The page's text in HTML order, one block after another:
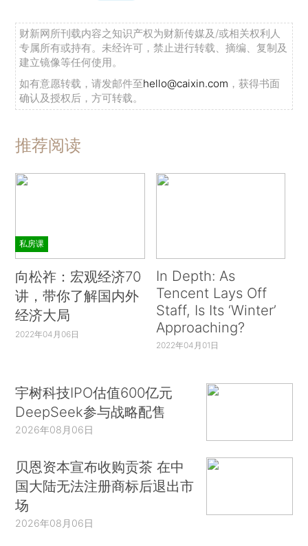
财新网所刊载内容之知识产权为财新传媒及/或相关权利人
专属所有或持有。未经许可，禁止进行转载、摘编、复制及
建立镜像等任何使用。
如有意愿转载，请发邮件至hello@caixin.com ，获得书面
确认及授权后，方可转载。
推荐阅读
私房课
向松祚：宏观经济70
讲，带你了解国内外
经济大局
2022年04月06日
In Depth: As
Tencent Lays Off
Staff, Is Its ‘Winter’
Approaching?
2022年04月01日
宇树科技IPO估值600亿元
DeepSeek参与战略配售
2026年08月06日
贝恩资本宣布收购贡茶 在中
国大陆无法注册商标后退出市
场
2026年08月06日